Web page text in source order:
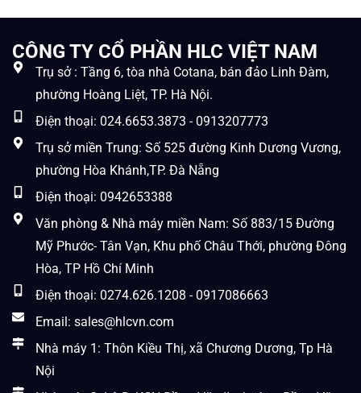
CÔNG TY CỔ PHẦN HLC VIỆT NAM
Trụ sở : Tầng 6, tòa nhà Cotana, bán đảo Linh Đàm,
phường Hoàng Liệt, TP. Hà Nội.
Điện thoại: 024.6653.3873 - 0913207773
Trụ sở miền Trung: Số 525 đường Kinh Dương Vương,
phường Hòa Khánh,TP. Đà Nẵng
Điện thoại: 0942653388
Văn phòng & Nhà máy miền Nam: Số 883/15 Đường
Mỹ Phước- Tân Vạn, Khu phố Châu Thới, phường Đông
Hòa, TP Hồ Chí Minh
Điện thoại: 0274.626.1208 - 0917086663
Email: sales@hlcvn.com
Nhà máy 1: Thôn Kiều Thị, xã Chương Dương, Tp Hà
Nội